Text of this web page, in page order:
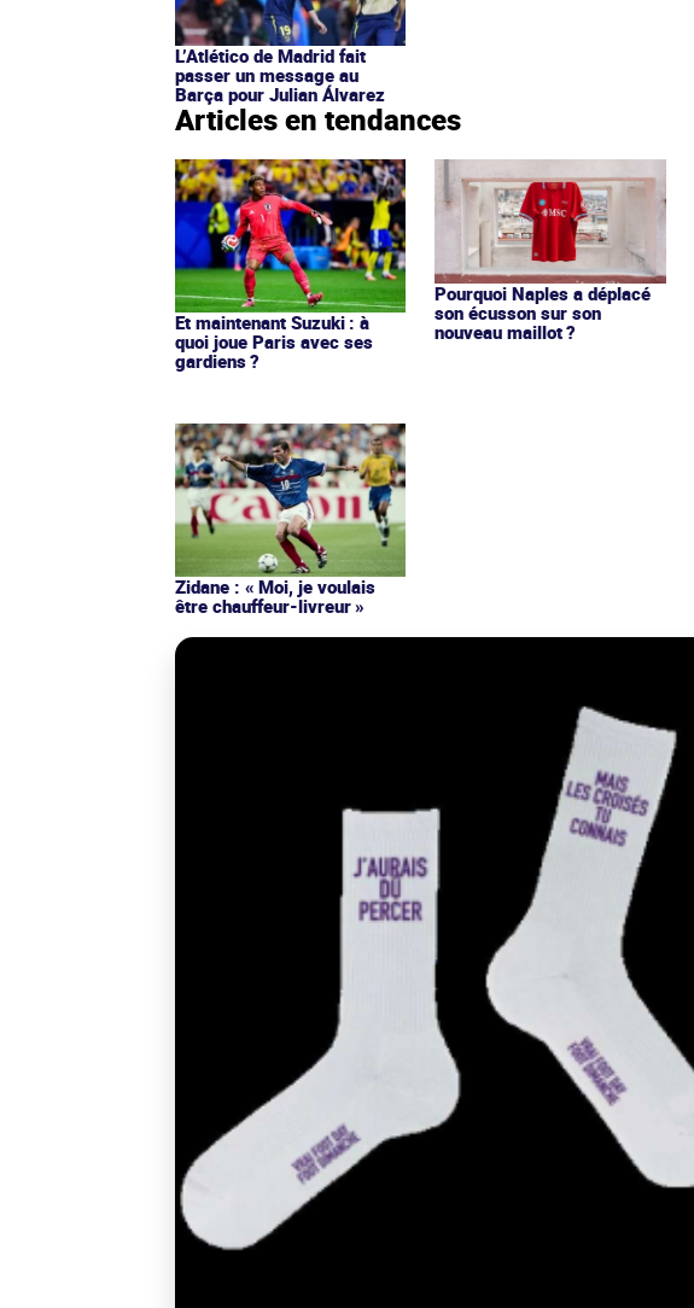
L’Atlético de Madrid fait
passer un message au
Barça pour Julian Álvarez
Articles en tendances
Et maintenant Suzuki : à
quoi joue Paris avec ses
gardiens ?
Pourquoi Naples a déplacé
son écusson sur son
nouveau maillot ?
Zidane : « Moi, je voulais
être chauffeur-livreur »